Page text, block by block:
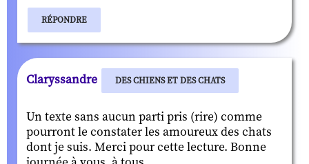
RÉPONDRE
Claryssandre DES CHIENS ET DES CHATS
Un texte sans aucun parti pris (rire) comme
pourront le constater les amoureux des chats
dont je suis. Merci pour cette lecture. Bonne